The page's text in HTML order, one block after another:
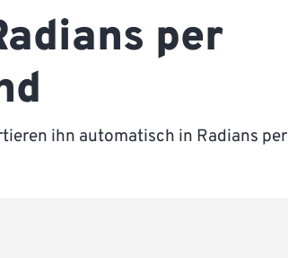
per
ihn automatisch in Radians per